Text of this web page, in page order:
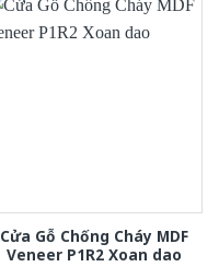
Cửa Gỗ Chống Cháy MDF
Veneer P1R2 Xoan dao